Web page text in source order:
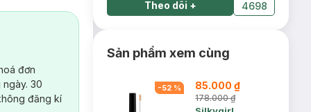
đơn
30
đăng kí
Theo dõi + 4698
Sản phẩm xem cùng
-52 % 85.000 ₫
178.000 ₫